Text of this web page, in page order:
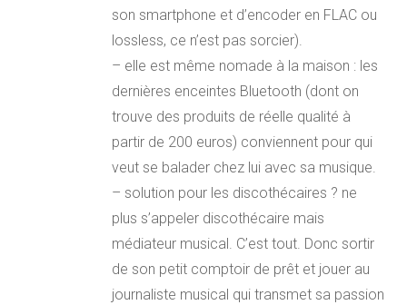
son smartphone et d’encoder en FLAC ou
lossless, ce n’est pas sorcier).
– elle est même nomade à la maison : les
dernières enceintes Bluetooth (dont on
trouve des produits de réelle qualité à
partir de 200 euros) conviennent pour qui
veut se balader chez lui avec sa musique.
– solution pour les discothécaires ? ne
plus s’appeler discothécaire mais
médiateur musical. C’est tout. Donc sortir
de son petit comptoir de prêt et jouer au
journaliste musical qui transmet sa passion